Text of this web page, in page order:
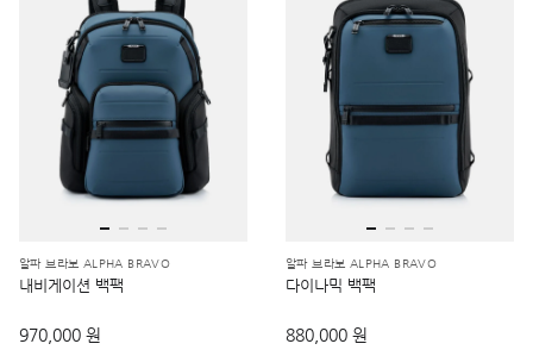
알파 브라보 ALPHA BRAVO
내비게이션 백팩
970,000 원
알파 브라보 ALPHA BRAVO
다이나믹 백팩
880,000 원